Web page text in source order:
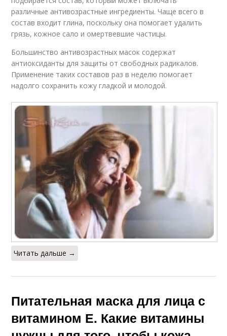
различные антивозрастные ингредиенты. Чаще всего в
состав входит глина, поскольку она помогает удалить
грязь, кожное сало и омертвевшие частицы.
Большинство антивозрастных масок содержат
антиоксиданты для защиты от свободных радикалов.
Применение таких составов раз в неделю помогает
надолго сохранить кожу гладкой и молодой.
Читать дальше →
Питательная маска для лица с
витамином Е. Какие витамины